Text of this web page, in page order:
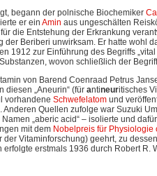
begann der polnische Biochemiker
er ein Amin aus ungeschälten
die Entstehung der Erkrankung
der Beriberi unwirksam. Er hatte wohl
1912 zur Einführung des Begriffs
wovon schließlich der
von Barend Coenraad Petrus
diesen „Aneurin“ (für antineuritisches
vorhandene Schwefelatom und
Quellen zufolge war Suzuki
„aberic acid“ – isolierte und
mit dem Nobelpreis für Physiologie
der Vitaminforschung) geehrt, zu
erfolgte erstmals 1936 durch Robert R.